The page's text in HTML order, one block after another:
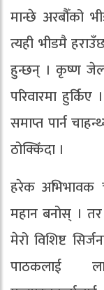
मान्छे अरबौँको
त्यही भीडमै
हुन्छन् । कृष्ण
परिवारमा
समाप्त पार्न
ठोक्किँदा ।
हरेक अभिभावक
महान बनोस् ।
मेरो विशिष्ट
पाठकलाई